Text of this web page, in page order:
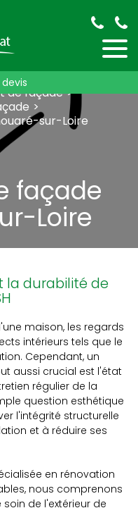
de façade
sur-Loire
façade
Loire
la durabilité de
maison, les regards
intérieurs tels que le
Cependant, un
aussi crucial est l'état
régulier de la
question esthétique
l'intégrité structurelle
et à réduire ses
en rénovation
nous comprenons
de l'extérieur de